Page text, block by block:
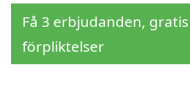
Få 3 erbjudanden,
förpliktelser